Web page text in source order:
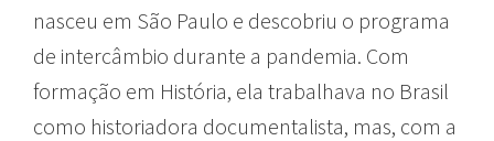
nasceu em São Paulo e descobriu o programa
de intercâmbio durante a pandemia. Com
formação em História, ela trabalhava no Brasil
como historiadora documentalista, mas, com a